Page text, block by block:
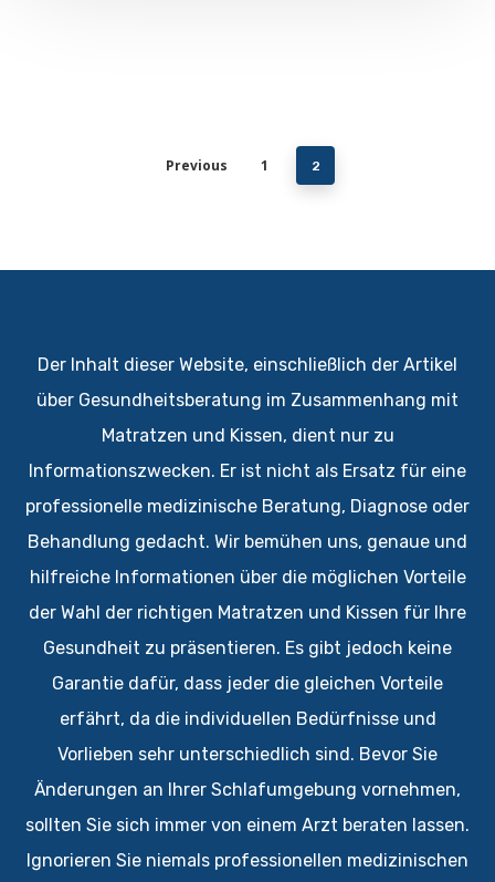
Previous 1 2
Der Inhalt dieser Website, einschließlich der Artikel
über Gesundheitsberatung im Zusammenhang mit
Matratzen und Kissen, dient nur zu
Informationszwecken. Er ist nicht als Ersatz für eine
professionelle medizinische Beratung, Diagnose oder
Behandlung gedacht. Wir bemühen uns, genaue und
hilfreiche Informationen über die möglichen Vorteile
der Wahl der richtigen Matratzen und Kissen für Ihre
Gesundheit zu präsentieren. Es gibt jedoch keine
Garantie dafür, dass jeder die gleichen Vorteile
erfährt, da die individuellen Bedürfnisse und
Vorlieben sehr unterschiedlich sind. Bevor Sie
Änderungen an Ihrer Schlafumgebung vornehmen,
sollten Sie sich immer von einem Arzt beraten lassen.
Ignorieren Sie niemals professionellen medizinischen